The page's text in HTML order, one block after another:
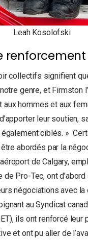
Leah Kosolofski
collectifs signifient
genre, et Firmston
aux hommes et aux
leur soutien,
également ciblés. »
être abordés par la
de Calgary,
de Pro-Tec, ont d’abord
négociations avec la
au Syndicat
ils ont renforcé leur
et ont pu aller de